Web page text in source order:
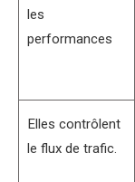
les
performances
Elles contrôlent
le flux de trafic.